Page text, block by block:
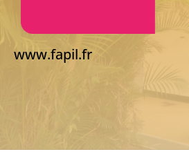
www.fapil.fr